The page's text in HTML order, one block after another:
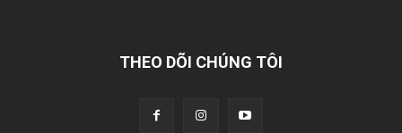
THEO DÕI CHÚNG TÔI